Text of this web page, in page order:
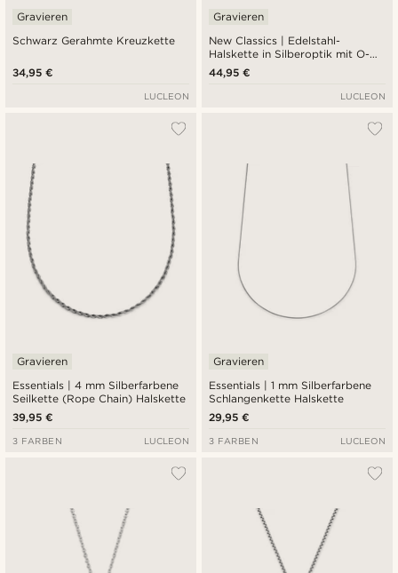
Schwarz Gerahmte Kreuzkette
Gravieren
34,95 €
LUCLEON
New Classics | Edelstahl-
Halskette in Silberoptik mit O-
Gliedern und Toggle-Verschluss
6,5 mm
Gravieren
44,95 €
LUCLEON
Essentials | 4 mm Silberfarbene
Seilkette (Rope Chain) Halskette
Gravieren
39,95 €
3 FARBEN LUCLEON
Essentials | 1 mm Silberfarbene
Schlangenkette Halskette
Gravieren
29,95 €
3 FARBEN LUCLEON